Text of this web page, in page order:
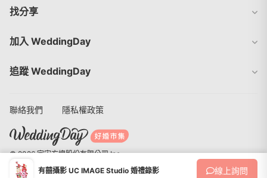
有囍攝影 UC IMAGE Studio 婚禮錄影 線上詢問
找分享
加入 WeddingDay
追蹤 WeddingDay
聯絡我們 隱私權政策
© 2026 宇宙方塊股份有限公司 Inc.